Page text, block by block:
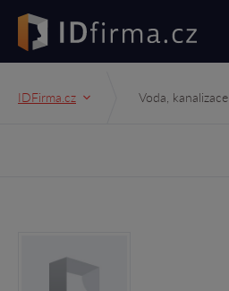
IDFirma.cz Voda, kanalizace